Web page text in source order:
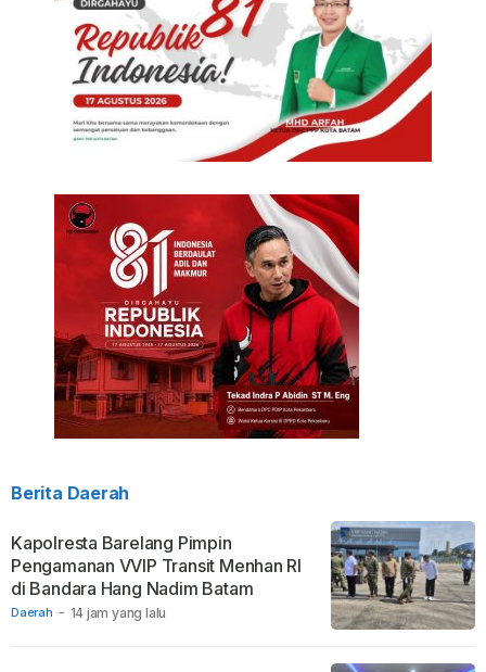
Berita Daerah
Daerah - 14 jam yang lalu
Kapolresta Barelang Pimpin
Pengamanan VVIP Transit Menhan RI
di Bandara Hang Nadim Batam